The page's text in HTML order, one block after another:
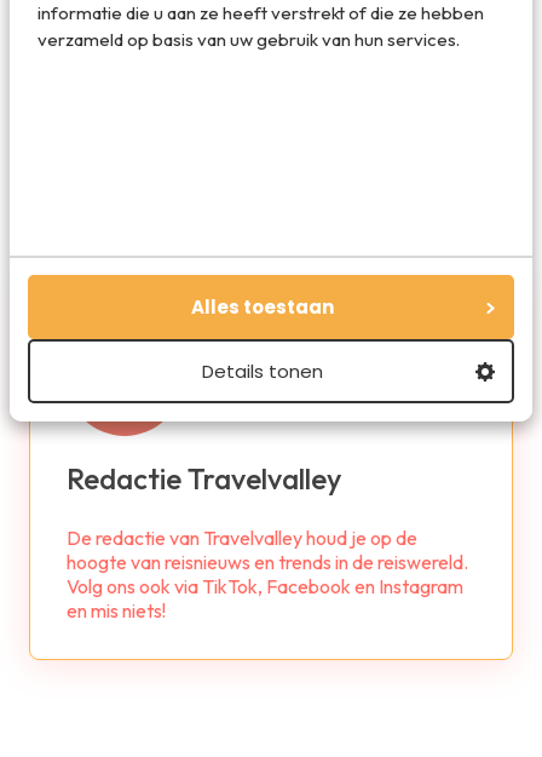
informatie die u aan ze heeft verstrekt of die ze hebben
verzameld op basis van uw gebruik van hun services.
Alles toestaan
Details tonen
Deel via E-mail
Redactie Travelvalley
De redactie van Travelvalley houd je op de
hoogte van reisnieuws en trends in de reiswereld.
Volg ons ook via TikTok, Facebook en Instagram
en mis niets!